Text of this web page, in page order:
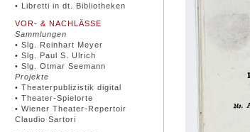
• Libretti in dt. Bibliotheken
VOR- & NACHLÄSSE
Sammlungen
• Slg. Reinhart Meyer
• Slg. Paul S. Ulrich
• Slg. Otmar Seemann
Projekte
• Theaterpublizistik digital
• Theater-Spielorte
• Wiener Theater-Repertoir
Claudio Sartori